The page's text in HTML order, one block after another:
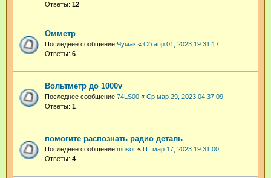
Ответы: 12
Омметр
Последнее сообщение Чумак « Сб апр 01, 2023 19:31:17
Ответы: 6
Вольтметр до 1000v
Последнее сообщение 74LS00 « Ср мар 29, 2023 04:37:09
Ответы: 1
помогите распознать радио деталь
Последнее сообщение musor « Пт мар 17, 2023 19:31:00
Ответы: 4